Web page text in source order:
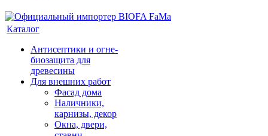
Каталог
Антисептики и огне-
биозащита для
древесины
Для внешних работ
Фасад дома
Наличники,
карнизы, декор
Окна, двери,